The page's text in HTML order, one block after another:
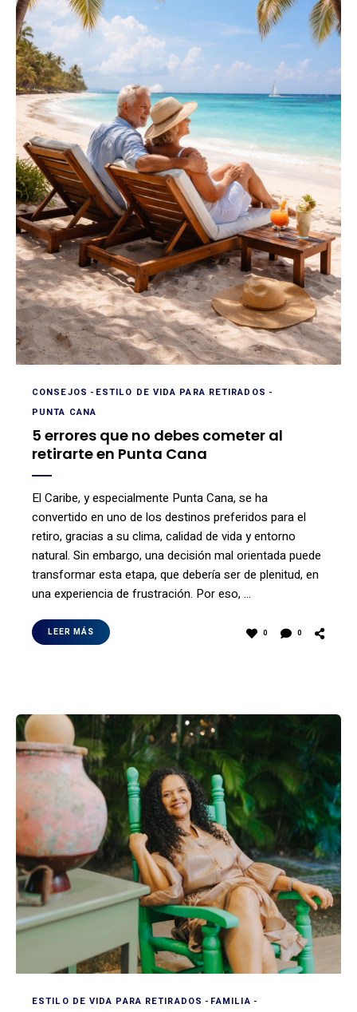
CONSEJOS - ESTILO DE VIDA PARA RETIRADOS -
PUNTA CANA
5 errores que no debes cometer al
retirarte en Punta Cana
El Caribe, y especialmente Punta Cana, se ha
convertido en uno de los destinos preferidos para el
retiro, gracias a su clima, calidad de vida y entorno
natural. Sin embargo, una decisión mal orientada puede
transformar esta etapa, que debería ser de plenitud, en
una experiencia de frustración. Por eso, …
LEER MÁS 0 0
ESTILO DE VIDA PARA RETIRADOS - FAMILIA -